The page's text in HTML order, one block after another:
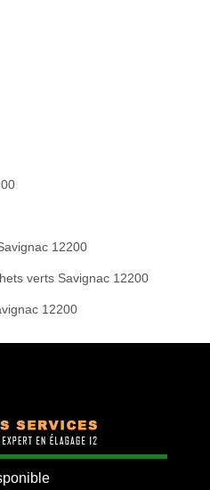
12200
verts Savignac 12200
12200